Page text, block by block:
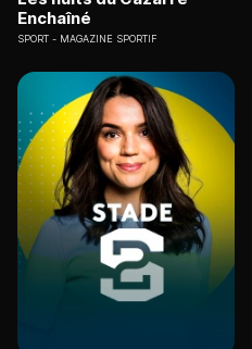
Enchaîné
SPORT MAGAZINE SPORTIF